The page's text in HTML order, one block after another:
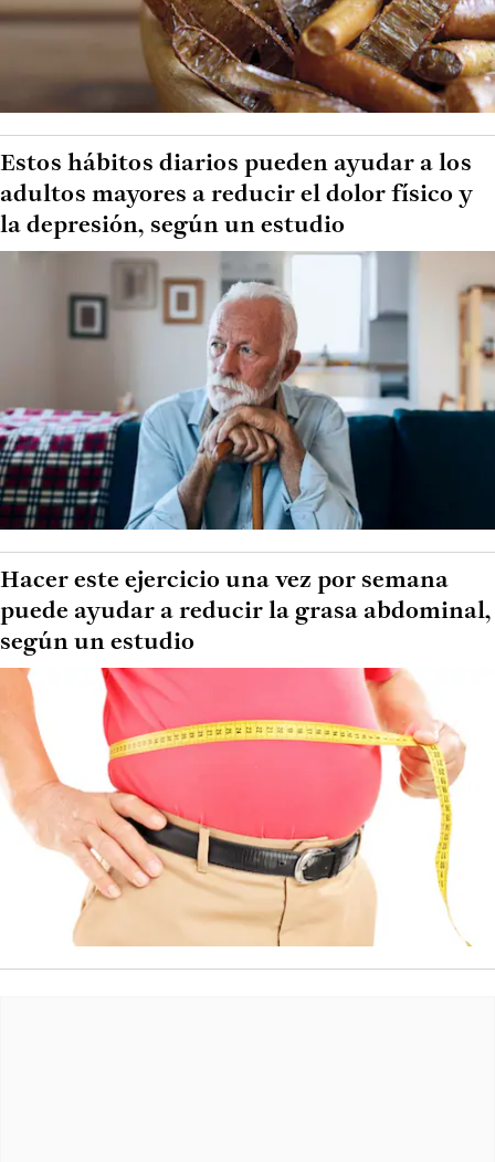
Estos hábitos diarios pueden ayudar a los
adultos mayores a reducir el dolor físico y
la depresión, según un estudio
Hacer este ejercicio una vez por semana
puede ayudar a reducir la grasa abdominal,
según un estudio